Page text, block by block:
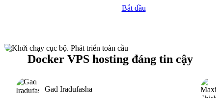
Bắt đầu
Docker VPS hosting đáng tin cậy
Gad Iradufasha